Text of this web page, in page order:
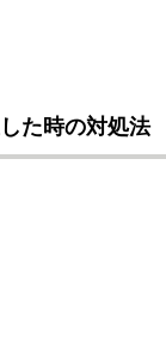
た時の対処法